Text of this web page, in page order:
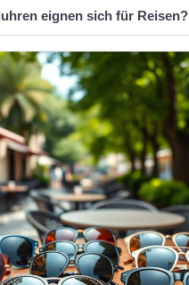
eignen sich für Reisen?